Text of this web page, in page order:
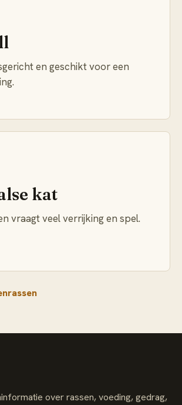
en geschikt voor een
kat
vraagt veel verrijking en spel.
over rassen, voeding, gedrag,